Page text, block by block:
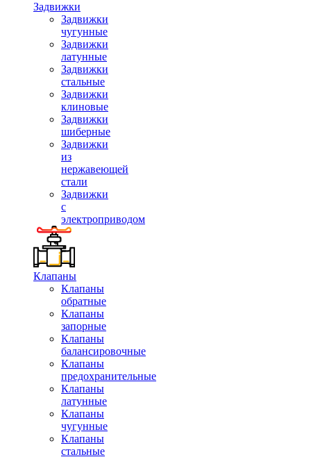
Задвижки
Задвижки
чугунные
Задвижки
латунные
Задвижки
стальные
Задвижки
клиновые
Задвижки
шиберные
Задвижки
из
нержавеющей
стали
Задвижки
с
электроприводом
Клапаны
Клапаны
обратные
Клапаны
запорные
Клапаны
балансировочные
Клапаны
предохранительные
Клапаны
латунные
Клапаны
чугунные
Клапаны
стальные